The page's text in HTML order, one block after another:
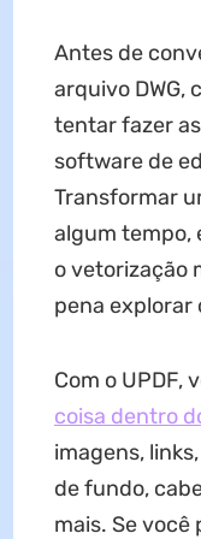
Antes de
arquivo
tentar fazer
software de
Transformar
algum tempo,
o vetorização
pena explorar
Com o UPDF,
coisa dentro
imagens,
de fundo,
mais. Se você